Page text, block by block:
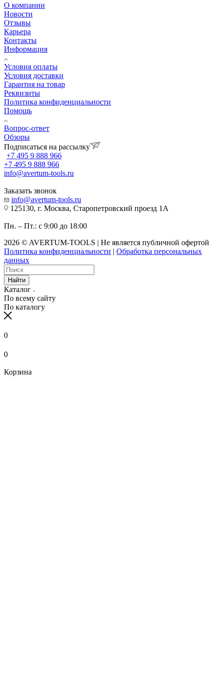
О компании
Новости
Отзывы
Карьера
Контакты
Информация
Условия оплаты
Условия доставки
Гарантия на товар
Реквизиты
Политика конфиденциальности
Помощь
Вопрос-ответ
Обзоры
Подписаться на рассылку
+7 495 9 888 966
+7 495 9 888 966
info@avertum-tools.ru
Заказать звонок
info@avertum-tools.ru
125130, г. Москва, Старопетровский проезд 1А
Пн. – Пт.: с 9:00 до 18:00
2026 © AVERTUM-TOOLS | Не является публичной офертой
Политика конфиденциальности | Обработка персональных
данных
Найти
Каталог
По всему сайту
По каталогу
0
0
Корзина